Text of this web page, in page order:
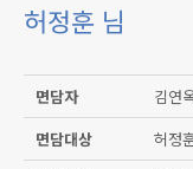
허정훈 님
면담자
김연
면담대상
허정